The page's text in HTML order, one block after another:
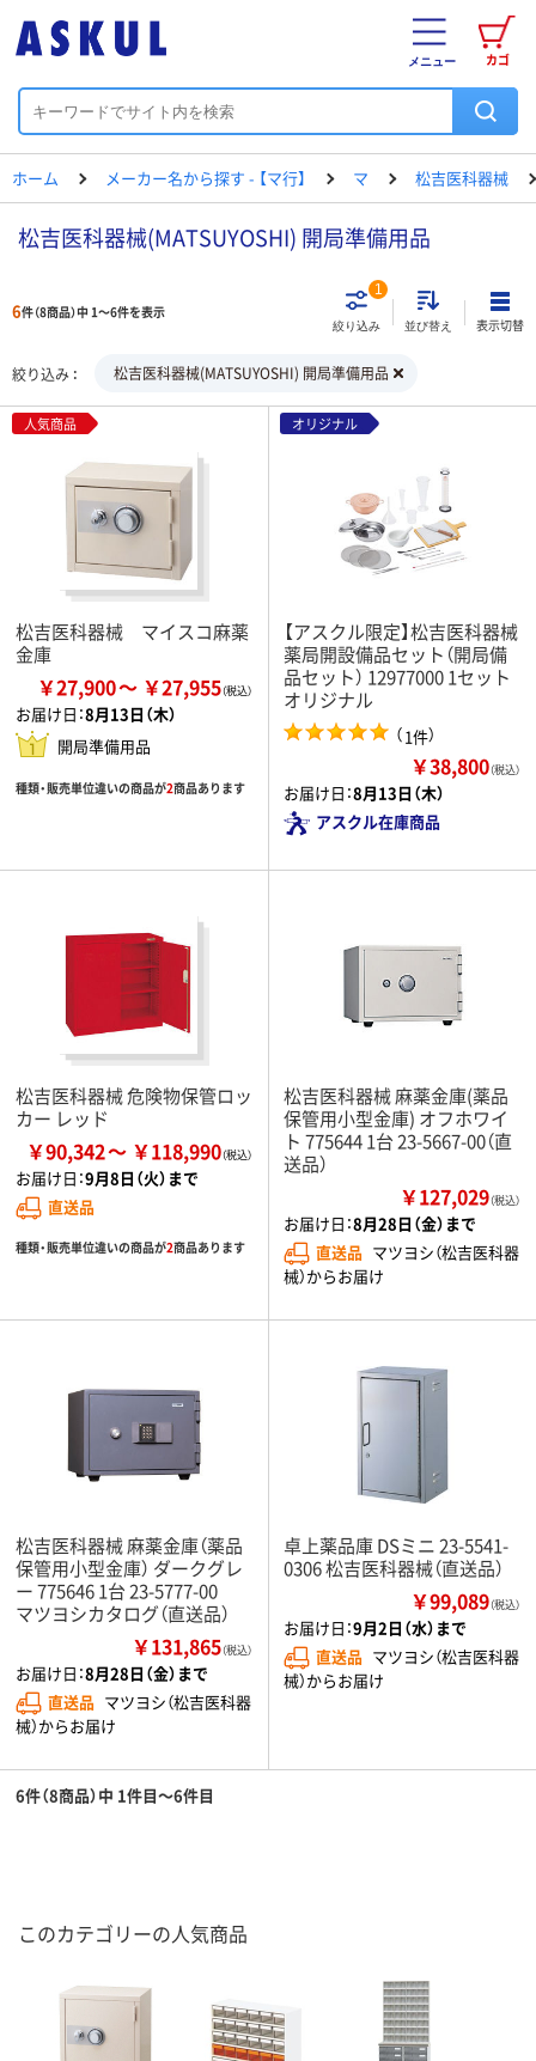
カゴ
メニュー
ホーム メーカー名から探す - 【マ行】 マ 松吉医科器械
松吉医科器械(MATSUYOSHI) 開局準備用品
6件（8商品）中 1～6件を表示
絞り込み
1
並び替え 表示切替
絞り込み 松吉医科器械(MATSUYOSHI) 開局準備用品
人気商品
松吉医科器械 マイスコ麻薬
金庫
￥27,900 ￥27,955
お届け日：8月13日（木）
開局準備用品
種類・販売単位違いの商品が2商品あります
オリジナル
【アスクル限定】松吉医科器械
薬局開設備品セット（開局備
品セット） 12977000 1セット
オリジナル
（1件）
￥38,800（税込）
お届け日：8月13日（木）
アスクル在庫商品
松吉医科器械 危険物保管ロッ
カー レッド
￥90,342 ￥118,990
お届け日：9月8日（火）まで
直送品
種類・販売単位違いの商品が2商品あります
松吉医科器械 麻薬金庫(薬品
保管用小型金庫) オフホワイ
ト 775644 1台 23-5667-00（直
送品）
￥127,029（税込）
お届け日：8月28日（金）まで
直送品 マツヨシ（松吉医科器
械）からお届け
松吉医科器械 麻薬金庫（薬品
保管用小型金庫） ダークグレ
ー 775646 1台 23-5777-00
マツヨシカタログ（直送品）
￥131,865（税込）
お届け日：8月28日（金）まで
直送品 マツヨシ（松吉医科器
械）からお届け
卓上薬品庫 DSミニ 23-5541-
0306 松吉医科器械（直送品）
￥99,089（税込）
お届け日：9月2日（水）まで
直送品 マツヨシ（松吉医科器
械）からお届け
6件（8商品）中 1件目～6件目
このカテゴリーの人気商品